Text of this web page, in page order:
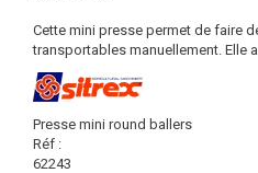
Cette mini presse permet de faire
transportables manuellement. Elle
Presse mini round ballers
Réf :
62243